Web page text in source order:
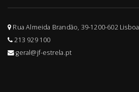
Rua Almeida Brandão, 39-1200-602 Lisboa
213 929 100
geral@jf-estrela.pt